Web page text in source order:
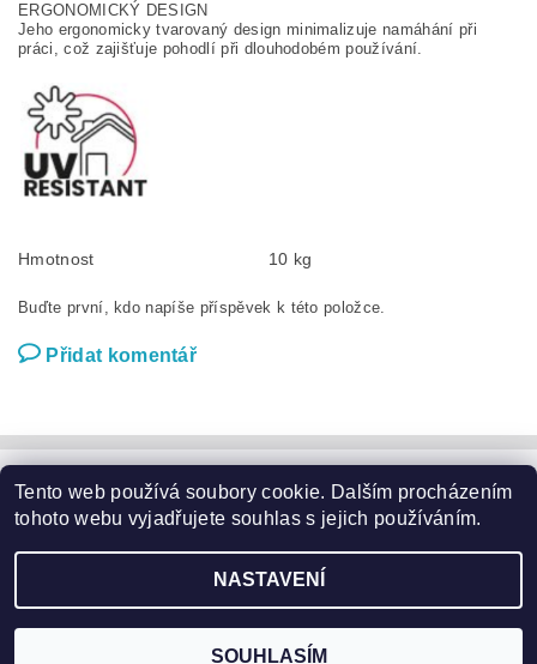
ERGONOMICKÝ DESIGN
Jeho ergonomicky tvarovaný design minimalizuje namáhání při
práci, což zajišťuje pohodlí při dlouhodobém používání.
Hmotnost 10 kg
Buďte první, kdo napíše příspěvek k této položce.
Přidat komentář
Zahradní nábytek | Zahradní křesla | Zahradní stoly |
Zahradní sedací soupravy | Zahradní houpačky | Zahradní lehátka
| Slunečníky a podstavce Květináče | Domácí potřeby | Značky
2026 ©Garden24.cz, všechna práva vyhrazena
Vytvořil Shoptet
Tento web používá soubory cookie. Dalším procházením
tohoto webu vyjadřujete souhlas s jejich používáním.
NASTAVENÍ
SOUHLASÍM